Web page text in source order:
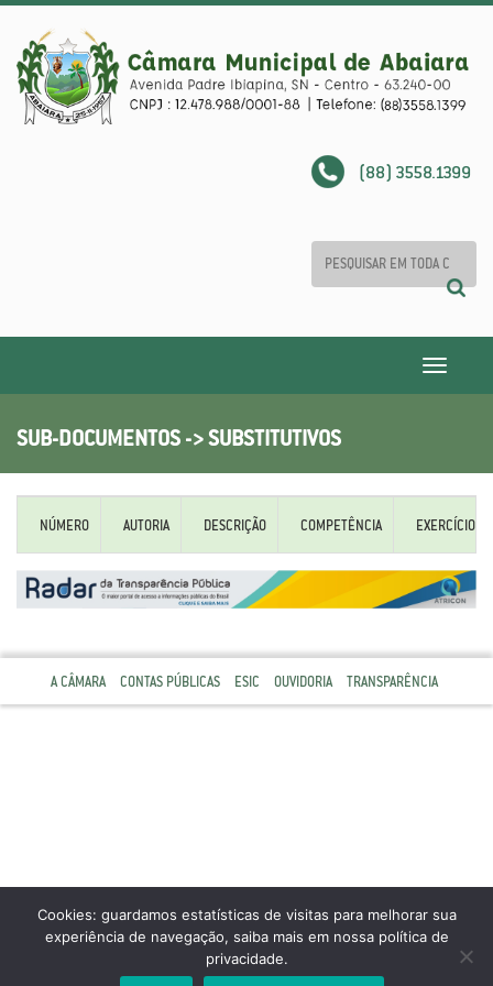
(88) 3558.1399
Toggle
SUB-DOCUMENTOS -> SUBSTITUTIVOS
NÚMERO AUTORIA DESCRIÇÃO COMPETÊNCIA EXERCÍCIO
A CÂMARA CONTAS PÚBLICAS ESIC OUVIDORIA TRANSPARÊNCIA
Cookies: guardamos estatísticas de visitas para melhorar sua
experiência de navegação, saiba mais em nossa política de
privacidade.